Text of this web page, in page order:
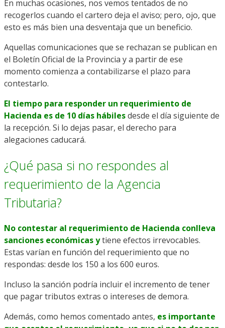
En muchas ocasiones, nos vemos tentados de no
recogerlos cuando el cartero deja el aviso; pero, ojo, que
esto es más bien una desventaja que un beneficio.
Aquellas comunicaciones que se rechazan se publican en
el Boletín Oficial de la Provincia y a partir de ese
momento comienza a contabilizarse el plazo para
contestarlo.
El tiempo para responder un requerimiento de
Hacienda es de 10 días hábilesdesde el día siguiente de
la recepción. Si lo dejas pasar, el derecho para
alegaciones caducará.
¿Qué pasa si no respondes al
requerimiento de la Agencia
Tributaria?
No contestar al requerimiento de Hacienda conlleva
sanciones económicas ytiene efectos irrevocables.
Estas varían en función del requerimiento que no
respondas: desde los 150 a los 600 euros.
Incluso la sanción podría incluir el incremento de tener
que pagar tributos extras o intereses de demora.
Además, como hemos comentado antes, es importante